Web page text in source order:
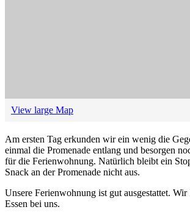
View large Map
Am ersten Tag erkunden wir ein wenig die
einmal die Promenade entlang und besorgen
für die Ferienwohnung. Natürlich bleibt ein
Snack an der Promenade nicht aus.
Unsere Ferienwohnung ist gut ausgestattet.
Essen bei uns.